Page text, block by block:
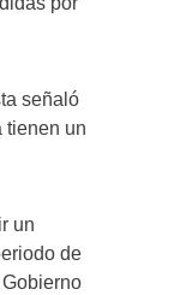
señaló
tienen un
un
de